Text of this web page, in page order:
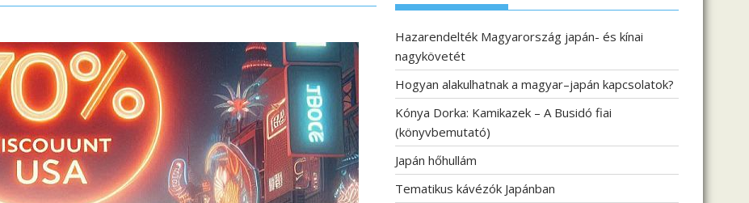
Hazarendelték Magyarország japán- és kínai
nagykövetét
Hogyan alakulhatnak a magyar–japán kapcsolatok?
Kónya Dorka: Kamikazek – A Busidó fiai
(könyvbemutató)
Japán hőhullám
Tematikus kávézók Japánban